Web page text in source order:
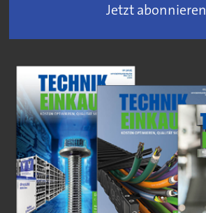
Jetzt abonnieren